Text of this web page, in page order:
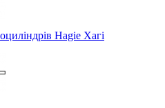
Hagie Хагі